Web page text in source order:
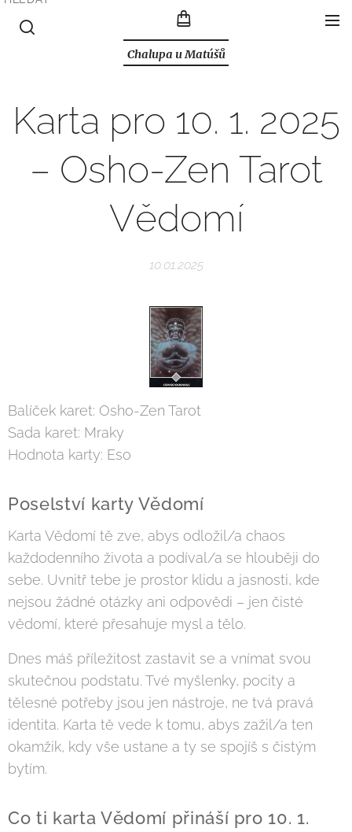
Chalupa u Matúšů
Karta pro 10. 1. 2025
– Osho-Zen Tarot
Vědomí
10.01.2025
Balíček karet: Osho-Zen Tarot
Sada karet: Mraky
Hodnota karty: Eso
Poselství karty Vědomí
Karta Vědomí tě zve, abys odložil/a chaos
každodenního života a podíval/a se hlouběji do
sebe. Uvnitř tebe je prostor klidu a jasnosti, kde
nejsou žádné otázky ani odpovědi – jen čisté
vědomí, které přesahuje mysl a tělo.
Dnes máš příležitost zastavit se a vnímat svou
skutečnou podstatu. Tvé myšlenky, pocity a
tělesné potřeby jsou jen nástroje, ne tvá pravá
identita. Karta tě vede k tomu, abys zažil/a ten
okamžik, kdy vše ustane a ty se spojíš s čistým
bytím.
Co ti karta Vědomí přináší pro 10. 1.